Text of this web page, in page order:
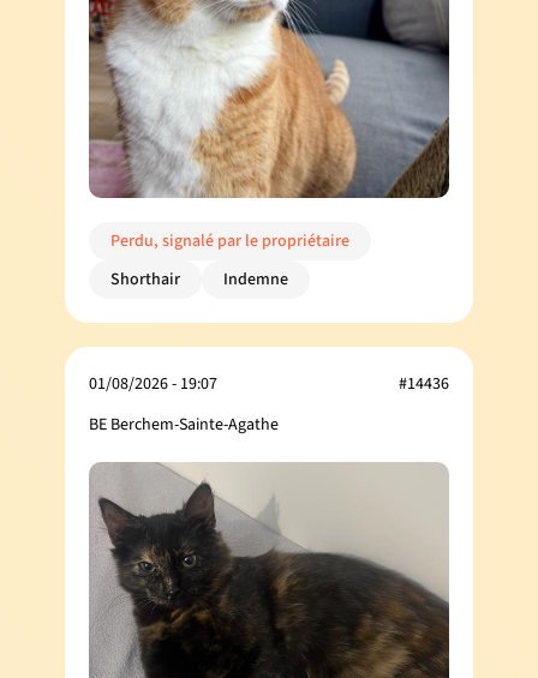
Perdu, signalé par le propriétaire
Shorthair
Indemne
01/08/2026 - 19:07
BE Berchem-Sainte-Agathe
#14436